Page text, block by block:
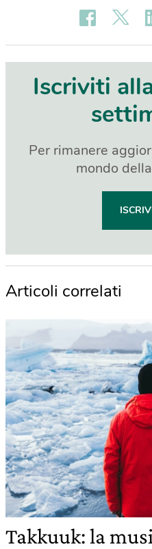
Iscriviti
Per rimanere
mondo
Articoli correlati
Takkuuk: la